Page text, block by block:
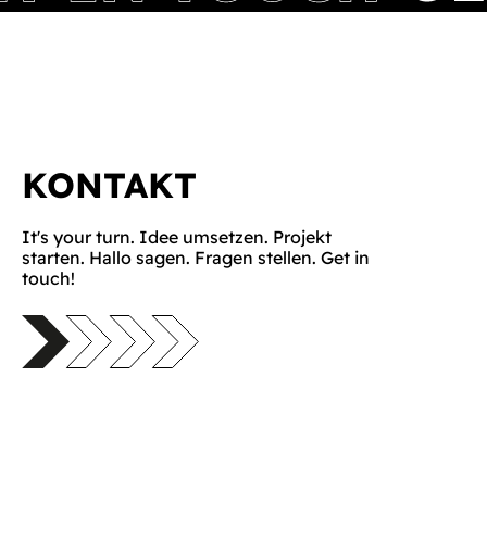
KONTAKT
It's your turn. Idee umsetzen. Projekt
starten. Hallo sagen. Fragen stellen. Get in
touch!